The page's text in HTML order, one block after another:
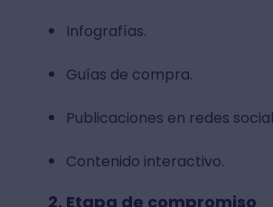
Infografías.
Guías de compra.
Publicaciones en redes
Contenido interactivo.
2. Etapa de compromiso